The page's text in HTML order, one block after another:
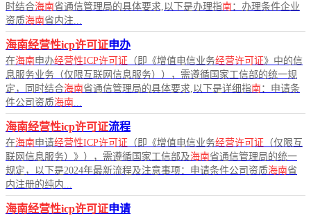
时结合海南省通信管理局的具体要求,以下是办理指南：办理条件企业
资质海南省内注...
海南经营性icp许可证申办
在海南申办经营性ICP许可证 （即《增值电信业务经营许可证》中的信
息服务业务（仅限互联网信息服务）），需遵循国家工信部的统一规
定，同时结合海南省通信管理局的具体要求,以下是详细指南：申请条
件公司资质海南
海南经营性icp许可证流程
在海南申请经营性ICP许可证 （即《增值电信业务经营许可证 （仅限互
联网信息服务）》），需遵循国家工信部及海南省通信管理局的统一
规定，以下是2024年最新流程及注意事项：申请条件公司资质海南省
内注册的纯内...
海南经营性icp许可证申请